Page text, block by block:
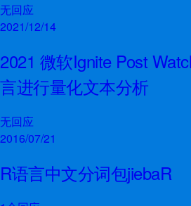
无回应
2021/12/14
2021 微软Ignite Post
言进行量化文本分析
无回应
2016/07/21
R语言中文分词包jiebaR